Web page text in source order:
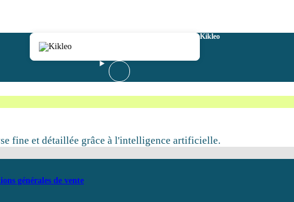
Kikleo
fine et détaillée grâce à l'intelligence artificielle.
générales de vente